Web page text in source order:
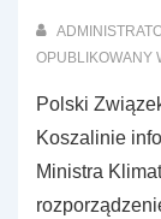
OPUBLIKOWANY
Polski
Koszalinie
Ministra